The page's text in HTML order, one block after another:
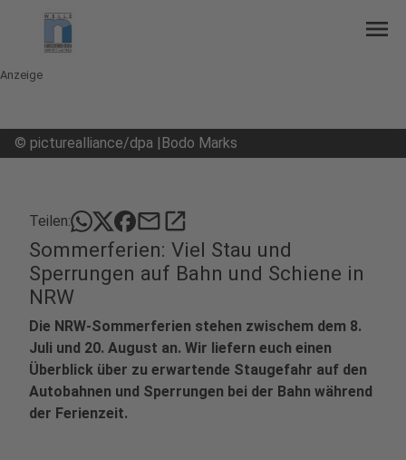
menu
Anzeige
© picturealliance/dpa |Bodo Marks
Teilen: mailopen_in_new
Sommerferien: Viel Stau und
Sperrungen auf Bahn und Schiene in
NRW
Die NRW-Sommerferien stehen zwischem dem 8.
Juli und 20. August an. Wir liefern euch einen
Überblick über zu erwartende Staugefahr auf den
Autobahnen und Sperrungen bei der Bahn während
der Ferienzeit.